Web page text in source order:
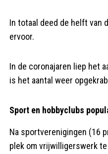
In totaal deed de helft van
ervoor.
In de coronajaren liep het
is het aantal weer
Sport en hobbyclubs
Na sportverenigingen (16
plek om vrijwilligerswerk